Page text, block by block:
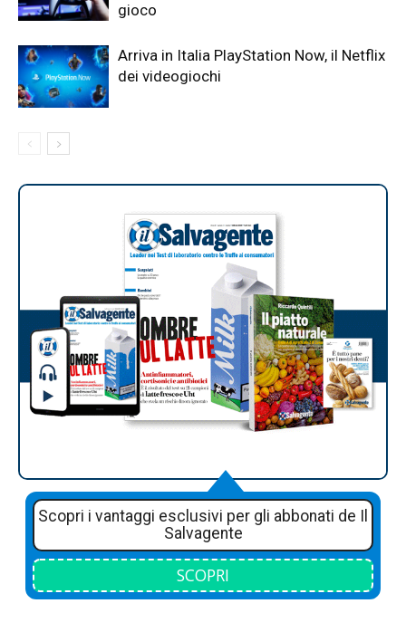
gioco
Arriva in Italia PlayStation Now, il Netflix
dei videogiochi
Scopri i vantaggi esclusivi per gli abbonati de Il
Salvagente
SCOPRI